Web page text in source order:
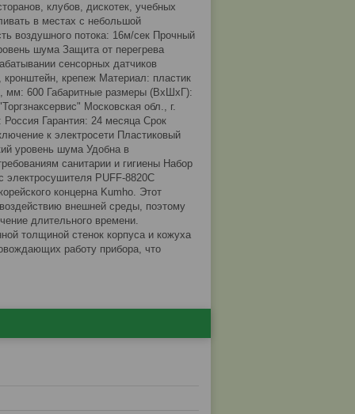
клубов, дискотек, учебных
в местах с небольшой
воздушного потока: 16м/сек Прочный
шума Защита от перегрева
сенсорных датчиков
крепеж Материал: пластик
мм: 600 Габаритные размеры (ВхШхГ):
Московская обл., г.
Гарантия: 24 месяца Срок
к электросети Пластиковый
уровень шума Удобна в
санитарии и гигиены Набор
PUFF-8820C
концерна Kumho. Этот
внешней среды, поэтому
длительного времени.
толщиной стенок корпуса и кожуха
работу прибора, что